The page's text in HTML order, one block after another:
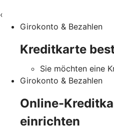
‹
Girokonto & Bezahlen
Kreditkarte
Sie möchten eine
Girokonto & Bezahlen
Online-
einrichten